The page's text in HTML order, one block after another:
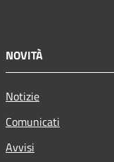
NOVITÀ
Notizie
Comunicati
Avvisi